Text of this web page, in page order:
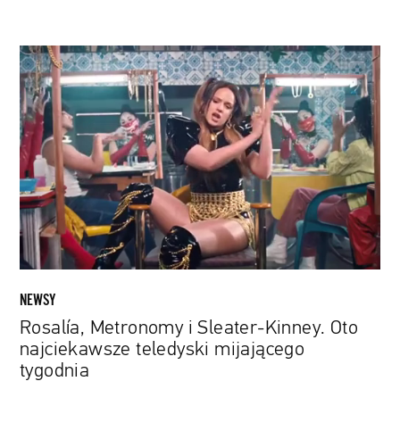
Rosalía,
Metronomy
i
Sleater-
Kinney.
Oto
najciekawsze
teledyski
mijającego
tygodnia
NEWSY
Rosalía, Metronomy i Sleater-Kinney. Oto
najciekawsze teledyski mijającego
tygodnia